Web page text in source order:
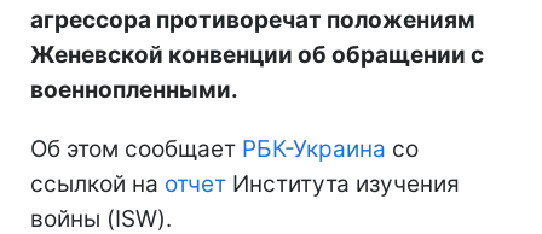
агрессора противоречат положениям
Женевской конвенции об обращении с
военнопленными.
Об этом сообщает РБК-Украина со
ссылкой на отчет Института изучения
войны (ISW).